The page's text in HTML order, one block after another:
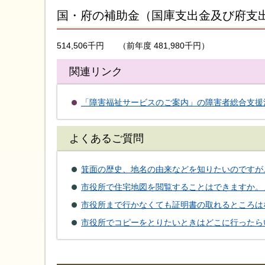
国・府の補助金（国庫支出金及び府支
514,506千円 （前年度 481,980千円）
関連リンク
「障害福祉サービスのご案内」の障害者総合支
よくあるご質問
箕面の歴史、地名の由来などを知りたいのですが
市役所で住宅地図を閲覧することはできますか
市役所まで行かなくても証明書の取れるところ
市役所でコピーをとりたいときはどこに行った